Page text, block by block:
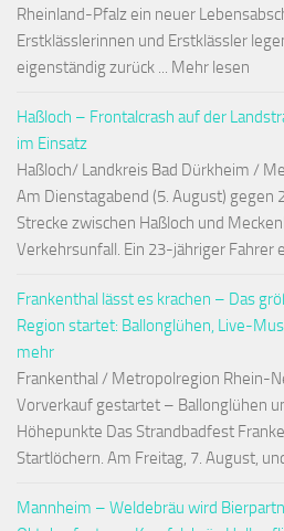
Rheinland-Pfalz ein neuer
Erstklässlerinnen und Erstklässler
eigenständig zurück ... Mehr lesen
Haßloch – Frontalcrash auf der
im Einsatz
Haßloch/ Landkreis Bad Dürkheim /
Am Dienstagabend (5. August) gegen
Strecke zwischen Haßloch und
Verkehrsunfall. Ein 23-jähriger Fahrer
Frankenthal lässt es krachen – Das
Region startet: Ballonglühen, Live-
mehr
Frankenthal / Metropolregion Rhein-
Vorverkauf gestartet – Ballonglühen
Höhepunkte Das Strandbadfest
Startlöchern. Am Freitag, 7. August,
Mannheim – Weldebräu wird